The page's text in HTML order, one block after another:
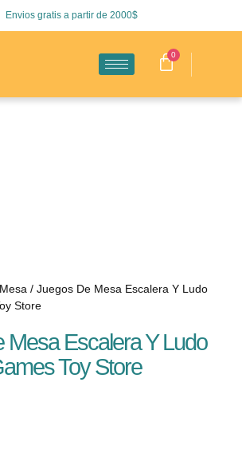
Envios gratis a partir de 2000$
0
/ Juegos De Mesa Escalera Y Ludo
Store
Mesa Escalera Y Ludo
Toy Store